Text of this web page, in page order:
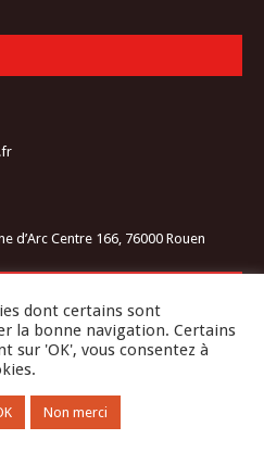
d’Arc Centre 166, 76000 Rouen
dont certains sont
la bonne navigation. Certains
sur 'OK', vous consentez à
Non merci